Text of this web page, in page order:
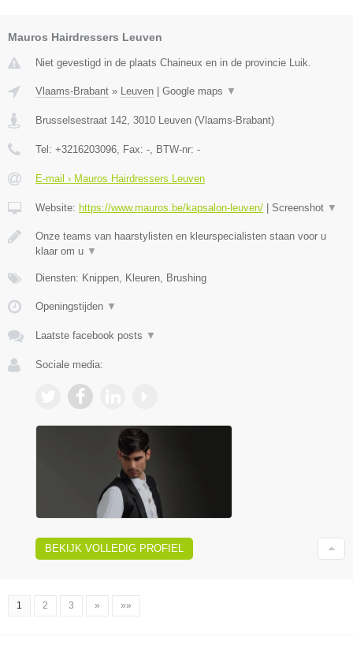
Mauros Hairdressers Leuven
Niet gevestigd in de plaats Chaineux en in de provincie Luik.
Vlaams-Brabant » Leuven Google maps ▼
Brusselsestraat 142, 3010 Leuven (Vlaams-Brabant)
Tel: +3216203096, Fax: -, BTW-nr: -
E-mail › Mauros Hairdressers Leuven
Website: https://www.mauros.be/kapsalon-leuven/ Screenshot ▼
Onze teams van haarstylisten en kleurspecialisten staan voor u
klaar om u ▼
Diensten: Knippen, Kleuren, Brushing
Openingstijden ▼
Laatste facebook posts ▼
Sociale media:
BEKIJK VOLLEDIG PROFIEL
1 2 3 » »»